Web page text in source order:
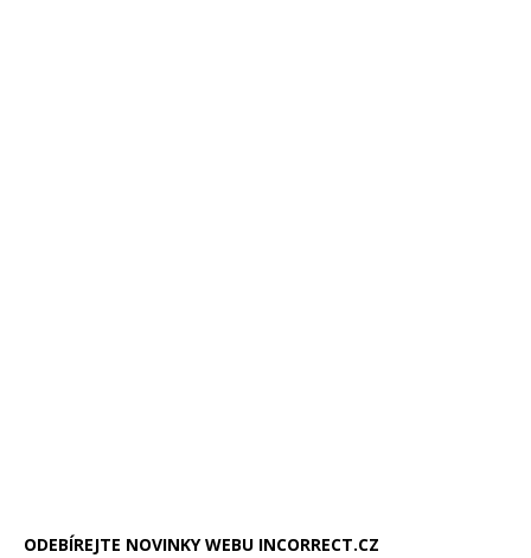
ODEBÍREJTE NOVINKY WEBU INCORRECT.CZ